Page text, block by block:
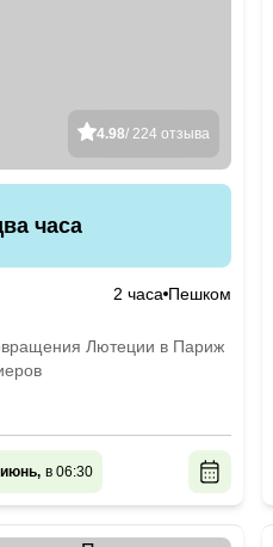
4.98/ 224 отзыва
часа
2 часа Пешком
Лютеции в Париж
в 06:30